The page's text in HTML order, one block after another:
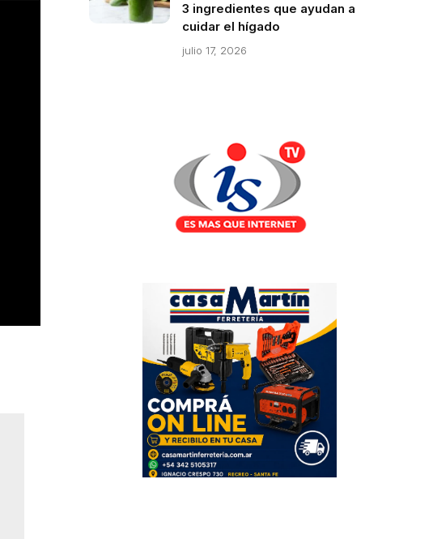
3 ingredientes que ayudan a
cuidar el hígado
julio 17, 2026